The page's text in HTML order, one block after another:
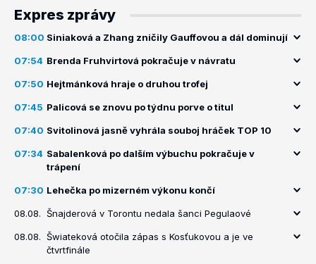
Expres zprávy
08:00 Siniaková a Zhang zničily Gauffovou a dál dominují
07:54 Brenda Fruhvirtová pokračuje v návratu
07:50 Hejtmánková hraje o druhou trofej
07:45 Palicová se znovu po týdnu porve o titul
07:40 Svitolinová jasně vyhrála souboj hráček TOP 10
07:34 Sabalenková po dalším výbuchu pokračuje v
trápení
07:30 Lehečka po mizerném výkonu končí
08.08. Šnajderová v Torontu nedala šanci Pegulaové
08.08. Šwiateková otočila zápas s Kosťukovou a je ve
čtvrtfinále